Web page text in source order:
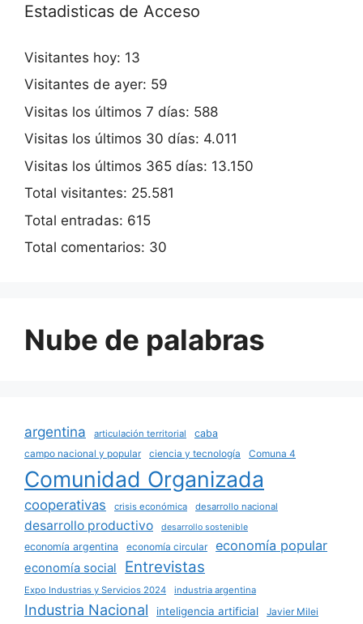
Estadisticas de Acceso
Visitantes hoy: 13
Visitantes de ayer: 59
Visitas los últimos 7 días: 588
Visitas los últimos 30 días: 4.011
Visitas los últimos 365 días: 13.150
Total visitantes: 25.581
Total entradas: 615
Total comentarios: 30
Nube de palabras
argentina articulación territorial
caba
campo nacional y popular
ciencia y tecnología Comuna 4
Comunidad Organizada
cooperativas crisis económica desarrollo nacional
desarrollo productivo desarrollo sostenible
economía argentina economía circular economía popular
economía social Entrevistas
Expo Industrias y Servicios 2024 industria argentina
Industria Nacional inteligencia artificial Javier Milei